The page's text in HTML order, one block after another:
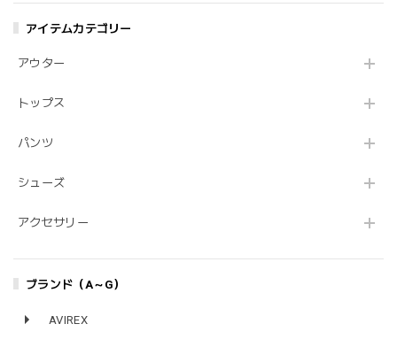
アイテムカテゴリー
アウター
トップス
パンツ
シューズ
アクセサリー
ブランド（A～G）
AVIREX